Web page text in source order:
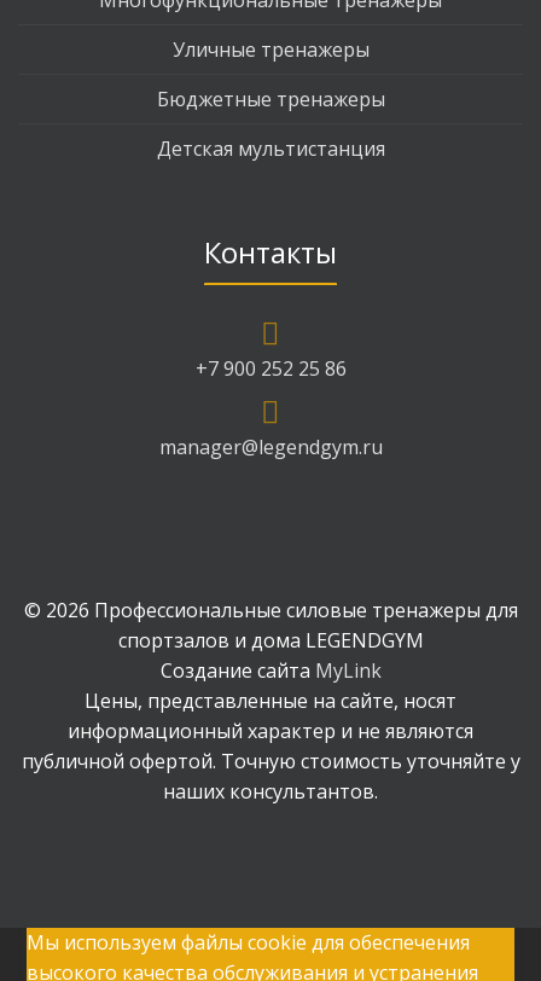
Уличные тренажеры
Бюджетные тренажеры
Детская мультистанция
Контакты
+7 900 252 25 86
manager@legendgym.ru
© 2026 Профессиональные силовые тренажеры для
спортзалов и дома LEGENDGYM
Создание сайта MyLink
Цены, представленные на сайте, носят
информационный характер и не являются
публичной офертой. Точную стоимость уточняйте у
наших консультантов.
Мы используем файлы cookie для обеспечения
высокого качества обслуживания и устранения